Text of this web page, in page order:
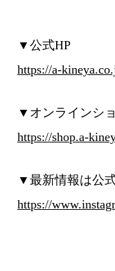
▼公式HP
https://a-
▼オンラインシ
https://shop.a-
▼最新情報は公式
https://